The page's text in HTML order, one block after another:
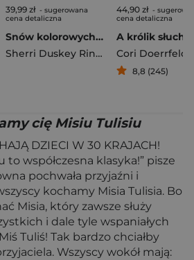
39,99 zł - sugerowana
cena detaliczna
Snów kolorowych, placu budowy
Sherri Duskey Rinker
44,90 zł -
cena detaliczna
A królik słuchał
Cori Doerrfeld
8,8 (245)
cię Misiu Tulisiu
DZIECI W 30 KRAJACH!
to współczesna klasyka!” pisze
pochwała przyjaźni i
kochamy Misia Tulisia. Bo
Misia, który zawsze służy
i dale tyle wspaniałych
Tuliś! Tak bardzo chciałby
Wszyscy wokół mają: